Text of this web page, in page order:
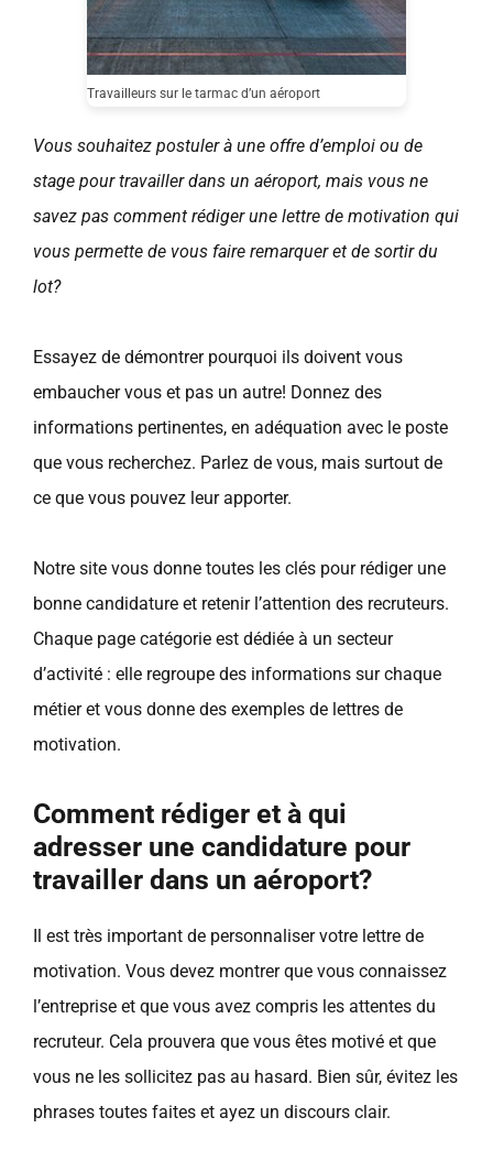
Travailleurs sur le tarmac d’un aéroport
Vous souhaitez postuler à une offre d’emploi ou de
stage pour travailler dans un aéroport, mais vous ne
savez pas comment rédiger une lettre de motivation qui
vous permette de vous faire remarquer et de sortir du
lot?
Essayez de démontrer pourquoi ils doivent vous
embaucher vous et pas un autre! Donnez des
informations pertinentes, en adéquation avec le poste
que vous recherchez. Parlez de vous, mais surtout de
ce que vous pouvez leur apporter.
Notre site vous donne toutes les clés pour rédiger une
bonne candidature et retenir l’attention des recruteurs.
Chaque page catégorie est dédiée à un secteur
d’activité : elle regroupe des informations sur chaque
métier et vous donne des exemples de lettres de
motivation.
Comment rédiger et à qui
adresser une candidature pour
travailler dans un aéroport?
Il est très important de personnaliser votre lettre de
motivation. Vous devez montrer que vous connaissez
l’entreprise et que vous avez compris les attentes du
recruteur. Cela prouvera que vous êtes motivé et que
vous ne les sollicitez pas au hasard. Bien sûr, évitez les
phrases toutes faites et ayez un discours clair.